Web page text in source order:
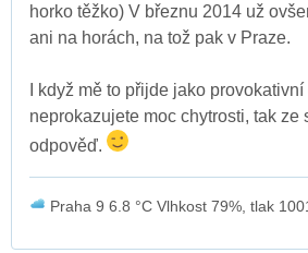
horko těžko) V březnu 2014 už
ani na horách, na tož pak v Praze.
I když mě to přijde jako
neprokazujete moc chytrosti, tak ze
odpověď.
Praha 9 6.8 °C Vlhkost 79%, tlak